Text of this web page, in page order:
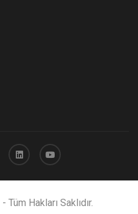
- Tüm Hakları Saklıdır.